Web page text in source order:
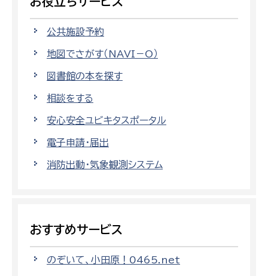
公共施設予約
地図でさがす（NAVI－O）
図書館の本を探す
相談をする
安心安全ユビキタスポータル
電子申請・届出
消防出動・気象観測システム
おすすめサービス
のぞいて、小田原！0465.net